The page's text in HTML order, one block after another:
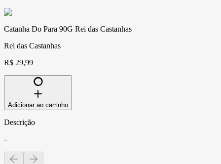
Catanha Do Para 90G Rei das Castanhas
Rei das Castanhas
R$ 29,99
Adicionar ao carrinho
Descrição
-